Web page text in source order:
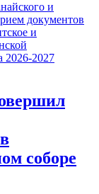
и
документов
и
2026-2027
соборе